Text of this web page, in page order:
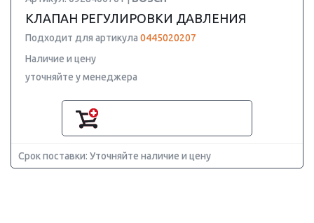
КЛАПАН РЕГУЛИРОВКИ ДАВЛЕНИЯ
Подходит для артикула 0445020207
Наличие и цену
уточняйте у менеджера
Срок поставки: Уточняйте наличие и цену